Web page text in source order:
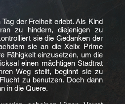
der Freiheit erlebt. Als Kind
zu hindern, diejenigen zu
sie die Gedanken der
sie an die Xelix Prime
Fähigkeit einzusetzen, um die
einen mächtigen Stadtrat
Weg stellt, beginnt sie zu
zu benutzen. Doch dann
in die Quere.